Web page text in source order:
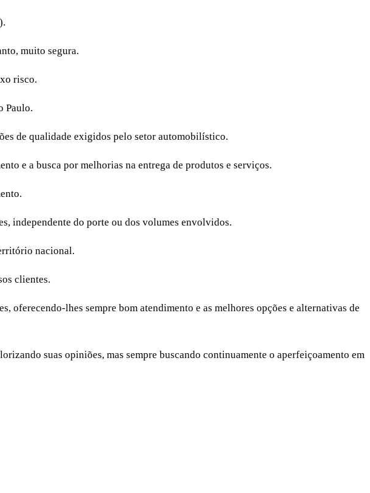
muito segura.
risco.
Paulo.
de qualidade exigidos pelo setor automobilístico.
e a busca por melhorias na entrega de produtos e serviços.
independente do porte ou dos volumes envolvidos.
nacional.
clientes.
oferecendo-lhes sempre bom atendimento e as melhores opções e alternativas de
suas opiniões, mas sempre buscando continuamente o aperfeiçoamento em